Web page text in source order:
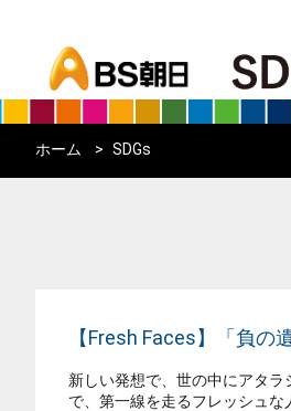
ホーム SDGs
【Fresh Faces】「負の
新しい発想で、世の中にアタ
で、第一線を走るフレッシュ